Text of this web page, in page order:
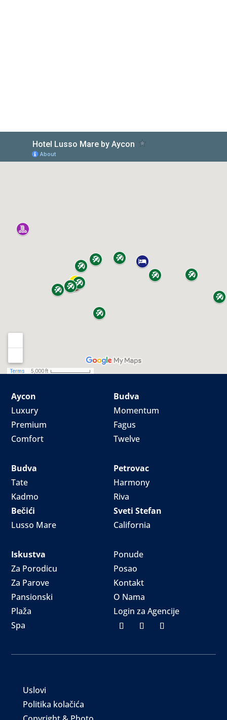
Aycon
Luxury
Premium
Comfort
Budva
Momentum
Fagus
Twelve
Budva
Tate
Kadmo
Bečići
Lusso Mare
Petrovac
Harmony
Riva
Sveti Stefan
California
Iskustva
Za Porodicu
Za Parove
Pansionski
Plaža
Spa
Ponude
Posao
Kontakt
O Nama
Login za Agencije
Uslovi
Politika kolačića